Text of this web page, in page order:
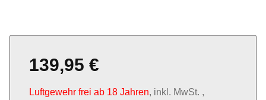
139,95 €
Luftgewehr frei ab 18 Jahren, inkl. MwSt. ,